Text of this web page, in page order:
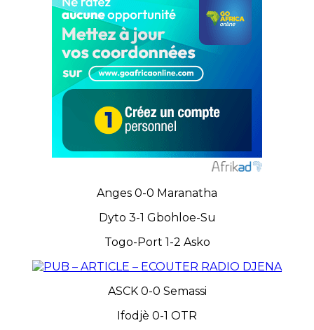
Anges 0-0 Maranatha
Dyto 3-1 Gbohloe-Su
Togo-Port 1-2 Asko
ASCK 0-0 Semassi
Ifodjè 0-1 OTR